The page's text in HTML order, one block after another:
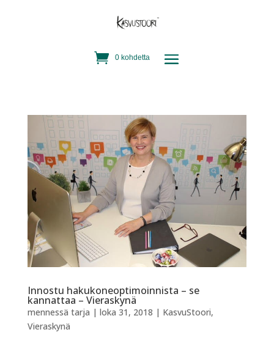
0 kohdetta
Innostu hakukoneoptimoinnista – se
kannattaa – Vieraskynä
mennessä tarja | loka 31, 2018 | KasvuStoori,
Vieraskynä